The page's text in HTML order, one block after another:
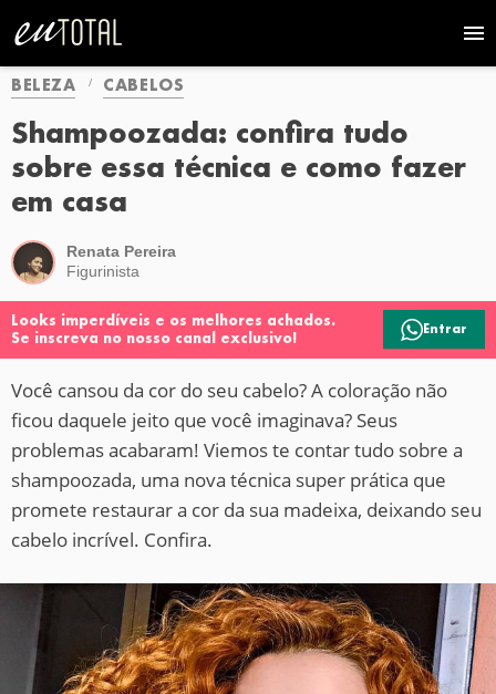
BELEZA CABELOS
Shampoozada: confira tudo
sobre essa técnica e como fazer
em casa
Renata Pereira
Figurinista
Looks imperdíveis e os melhores achados.
Se inscreva no nosso canal exclusivo!
Entrar
Você cansou da cor do seu cabelo? A coloração não
ficou daquele jeito que você imaginava? Seus
problemas acabaram! Viemos te contar tudo sobre a
shampoozada, uma nova técnica super prática que
promete restaurar a cor da sua madeixa, deixando seu
cabelo incrível. Confira.